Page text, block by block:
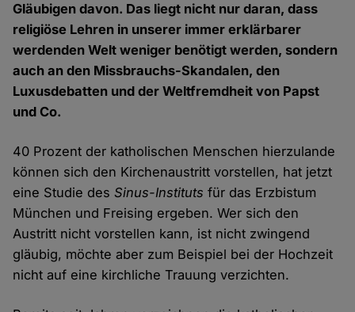
Gläubigen davon. Das liegt nicht nur daran, dass
religiöse Lehren in unserer immer erklärbarer
werdenden Welt weniger benötigt werden, sondern
auch an den Missbrauchs-Skandalen, den
Luxusdebatten und der Weltfremdheit von Papst
und Co.
40 Prozent der katholischen Menschen hierzulande
können sich den Kirchenaustritt vorstellen, hat jetzt
eine Studie desSinus-Instituts für das Erzbistum
München und Freising ergeben. Wer sich den
Austritt nicht vorstellen kann, ist nicht zwingend
gläubig, möchte aber zum Beispiel bei der Hochzeit
nicht auf eine kirchliche Trauung verzichten.